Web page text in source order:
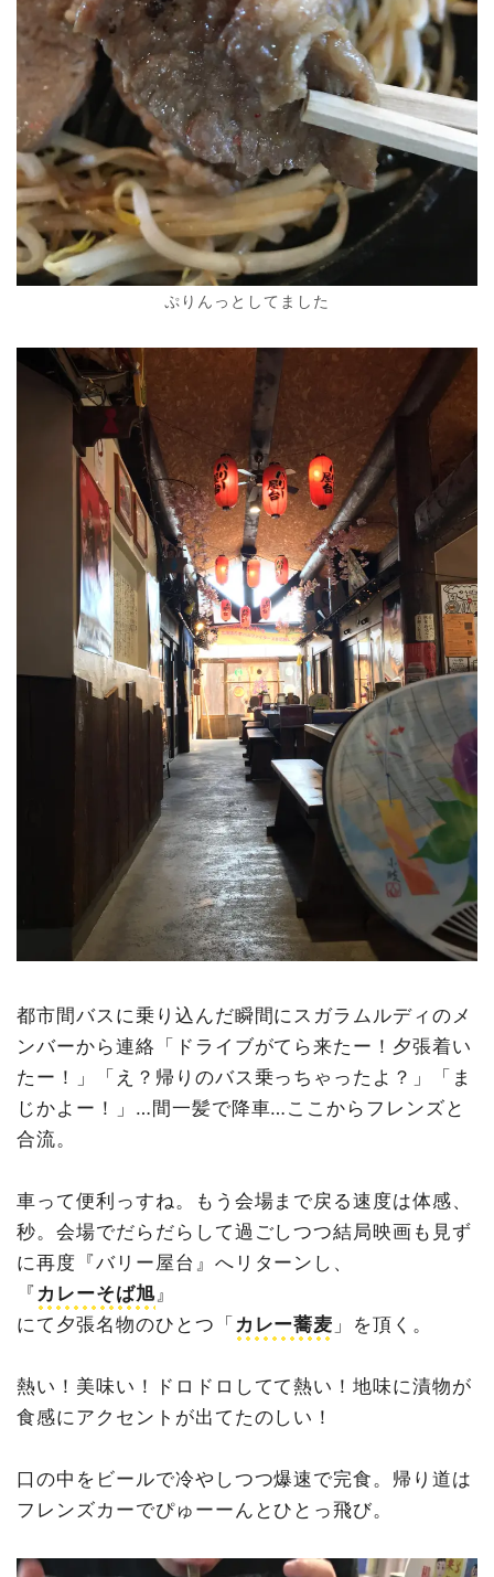
ぷりんっとしてました
都市間バスに乗り込んだ瞬間にスガラムルディのメ
ンバーから連絡「ドライブがてら来たー！夕張着い
たー！」「え？帰りのバス乗っちゃったよ？」「ま
じかよー！」…間一髪で降車…ここからフレンズと
合流。
車って便利っすね。もう会場まで戻る速度は体感、
秒。会場でだらだらして過ごしつつ結局映画も見ず
に再度『バリー屋台』へリターンし、
『 カレーそば旭』
にて夕張名物のひとつ「 カレー蕎麦 」を頂く。
熱い！美味い！ドロドロしてて熱い！地味に漬物が
食感にアクセントが出てたのしい！
口の中をビールで冷やしつつ爆速で完食。帰り道は
フレンズカーでぴゅーーんとひとっ飛び。